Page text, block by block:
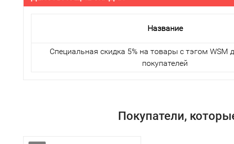
Название
Специальная скидка 5% на товары с тэгом WSM
покупателей
Покупатели,